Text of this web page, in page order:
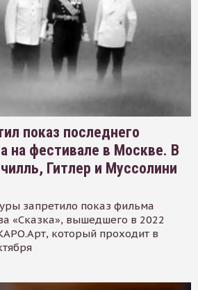
показ последнего
на фестивале в Москве. В
Гитлер и Муссолини
запретило показ фильма
«Сказка», вышедшего в 2022
который проходит в